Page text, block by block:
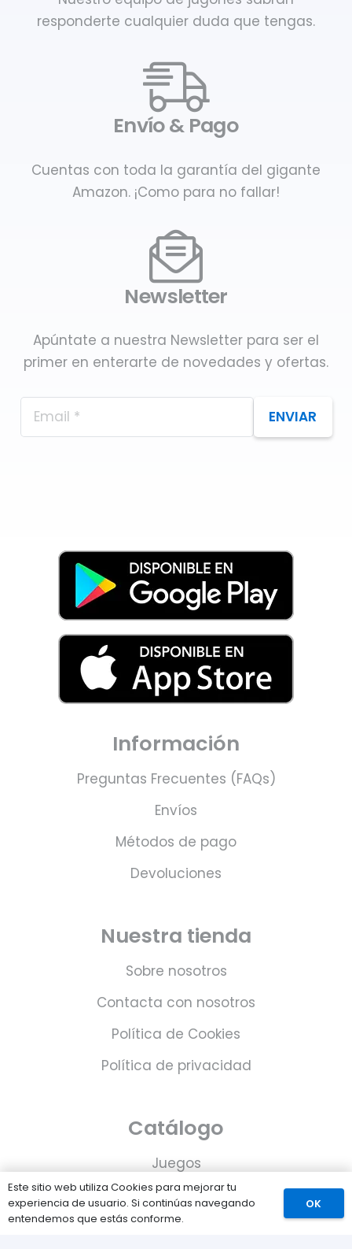
responderte cualquier duda que tengas.
Envío & Pago
Cuentas con toda la garantía del gigante
Amazon. ¡Como para no fallar!
Newsletter
Apúntate a nuestra Newsletter para ser el
primer en enterarte de novedades y ofertas.
ENVIAR
Información
Preguntas Frecuentes (FAQs)
Envíos
Métodos de pago
Devoluciones
Nuestra tienda
Sobre nosotros
Contacta con nosotros
Política de Cookies
Política de privacidad
Catálogo
Juegos
Consolas
Accesorios para tu PS5
Este sitio web utiliza Cookies para mejorar tu
experiencia de usuario. Si continúas navegando
entendemos que estás conforme.
OK